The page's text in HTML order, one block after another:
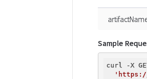
Sample
curl -X
'https://